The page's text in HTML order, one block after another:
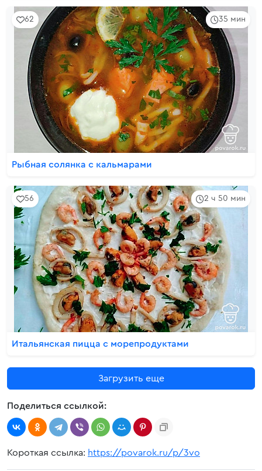
35 мин
62
Рыбная солянка с кальмарами
2 ч 50 мин
56
Итальянская пицца с морепродуктами
Загрузить еще
Поделиться ссылкой:
Короткая ссылка: https://povarok.ru/p/3vo